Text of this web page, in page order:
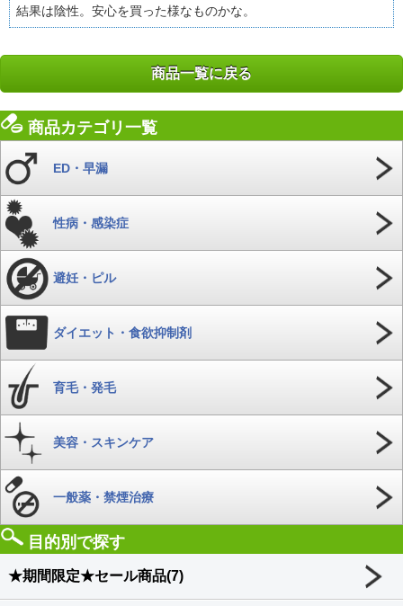
結果は陰性。安心を買った様なものかな。
商品一覧に戻る
商品カテゴリ一覧
ED・早漏
性病・感染症
避妊・ピル
ダイエット・食欲抑制剤
育毛・発毛
美容・スキンケア
一般薬・禁煙治療
目的別で探す
★期間限定★セール商品(7)